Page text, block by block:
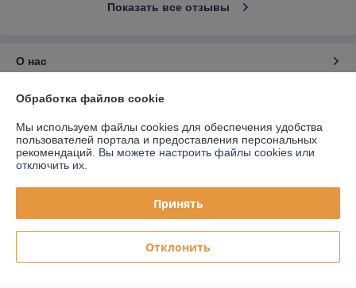
Показать все отзывы
О нас
Контакты
Доставка и оплата
График работы
Политика обработки cookies
Обработка файлов cookie
Мы используем файлы cookies для обеспечения удобства
пользователей портала и предоставления персональных
рекомендаций. Вы можете настроить файлы cookies или
отключить их.
Принять
Отклонить